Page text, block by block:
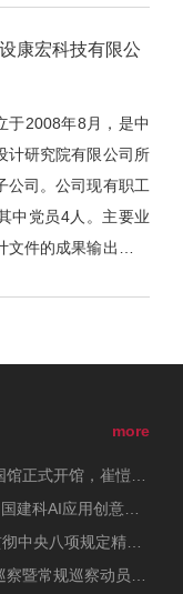
研发与产品开发并
咨询与智能建造联
中国建筑设计研究院
沿的研究能力，构筑
领域多维度全产业链
平台。公司在北京、
苏、广东等地均设有
生产与研发基地，努
“多审合一”的综合审
中设安泰是以中国院
司中设建科（北京）
咨询有限公司（以下
建科”）与世纪安泰
及建制为基础，并吸
会优秀人才整合而成
，均具备各自专业的
技术职称，专业技术
泰深厚的基础实力。
康宏科技有限公
于2008年8月，是中
计研究院有限公司所
公司。公司现有职工
中党员4人。主要业
文件的成果输出，现
more